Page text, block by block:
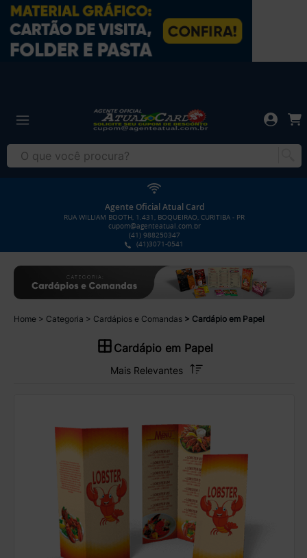
Agente Oficial Atual Card
RUA WILLIAM BOOTH, 1.431, BOQUEIRAO, CURITIBA - PR
cupom@agenteatual.com.br
(41) 988250347
(41)3071-0541
Home Categoria Cardápios e Comandas Cardápio em Papel
Cardápio em Papel